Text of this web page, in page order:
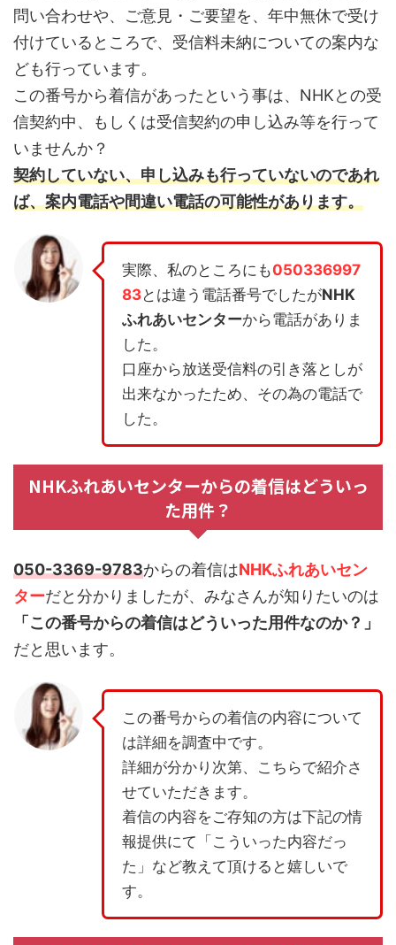
問い合わせや、ご意見・ご要望を、年中無休で受け
付けているところで、受信料未納についての案内な
ども行っています。
この番号から着信があったという事は、NHKとの受
信契約中、もしくは受信契約の申し込み等を行って
いませんか？
契約していない、申し込みも行っていないのであれ
ば、案内電話や間違い電話の可能性があります。
実際、私のところにも050336997
83とは違う電話番号でしたがNHK
ふれあいセンターから電話がありま
した。
口座から放送受信料の引き落としが
出来なかったため、その為の電話で
した。
NHKふれあいセンターからの着信はどういっ
た用件？
050-3369-9783からの着信はNHKふれあいセン
ターだと分かりましたが、みなさんが知りたいのは
「この番号からの着信はどういった用件なのか？」
だと思います。
この番号からの着信の内容について
は詳細を調査中です。
詳細が分かり次第、こちらで紹介さ
せていただきます。
着信の内容をご存知の方は下記の情
報提供にて「こういった内容だっ
た」など教えて頂けると嬉しいで
す。